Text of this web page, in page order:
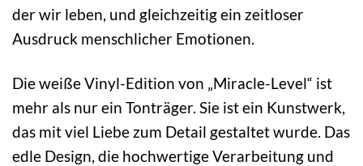
der wir leben, und gleichzeitig ein zeitloser
Ausdruck menschlicher Emotionen.
Die weiße Vinyl-Edition von „Miracle-Level“ ist
mehr als nur ein Tonträger. Sie ist ein Kunstwerk,
das mit viel Liebe zum Detail gestaltet wurde. Das
edle Design, die hochwertige Verarbeitung und